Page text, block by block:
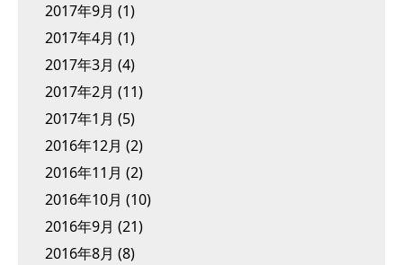
2017年9月 (1)
2017年4月 (1)
2017年3月 (4)
2017年2月 (11)
2017年1月 (5)
2016年12月 (2)
2016年11月 (2)
2016年10月 (10)
2016年9月 (21)
2016年8月 (8)